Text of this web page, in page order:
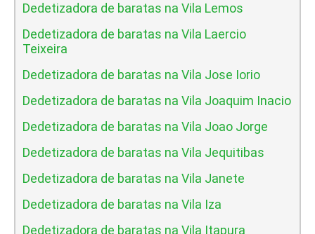
Dedetizadora de baratas na Vila Lemos
Dedetizadora de baratas na Vila Laercio
Teixeira
Dedetizadora de baratas na Vila Jose Iorio
Dedetizadora de baratas na Vila Joaquim Inacio
Dedetizadora de baratas na Vila Joao Jorge
Dedetizadora de baratas na Vila Jequitibas
Dedetizadora de baratas na Vila Janete
Dedetizadora de baratas na Vila Iza
Dedetizadora de baratas na Vila Itapura